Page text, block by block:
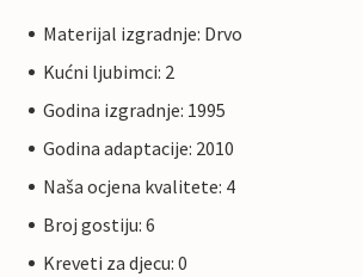
Materijal izgradnje: Drvo
Kućni ljubimci: 2
Godina izgradnje: 1995
Godina adaptacije: 2010
Naša ocjena kvalitete: 4
Broj gostiju: 6
Kreveti za djecu: 0